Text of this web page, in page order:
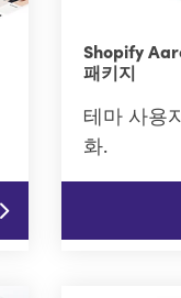
Shopify
패키지
테마 사용
화.